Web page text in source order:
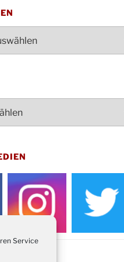
Service
von 16-20 Uhr
18:30 Uhr
im Ev. Gemeindehaus von 14-
des Honterus Chors im
um 19:00 Uhr
im Ev. Gemeindehaus von
Beisammensein am